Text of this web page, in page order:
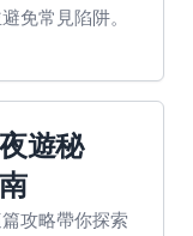
免常見陷阱。
遊秘
攻略帶你探索